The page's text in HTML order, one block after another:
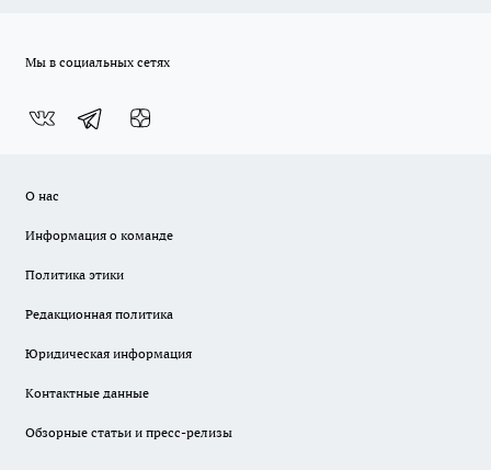
Мы в социальных сетях
О нас
Информация о команде
Политика этики
Редакционная политика
Юридическая информация
Контактные данные
Обзорные статьи и пресс-релизы